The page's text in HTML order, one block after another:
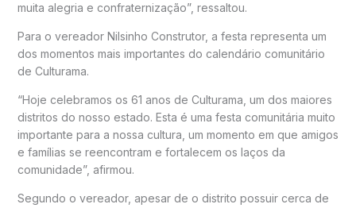
muita alegria e confraternização”, ressaltou.
Para o vereador Nilsinho Construtor, a festa representa um
dos momentos mais importantes do calendário comunitário
de Culturama.
“Hoje celebramos os 61 anos de Culturama, um dos maiores
distritos do nosso estado. Esta é uma festa comunitária muito
importante para a nossa cultura, um momento em que amigos
e famílias se reencontram e fortalecem os laços da
comunidade”, afirmou.
Segundo o vereador, apesar de o distrito possuir cerca de